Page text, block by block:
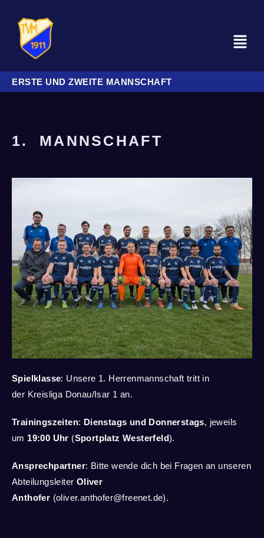
ERSTE UND ZWEITE MANNSCHAFT
1. MANNSCHAFT
Spielklasse: Unsere 1. Herrenmannschaft tritt in
der Kreisliga Donau/Isar 1 an.
Trainingszeiten: Dienstags und Donnerstags, jeweils
um 19:00 Uhr (Sportplatz Westerfeld).
Ansprechpartner: Bitte wende dich bei Fragen an unseren
Abteilungsleiter Oliver
Anthofer (oliver.anthofer@freenet.de).